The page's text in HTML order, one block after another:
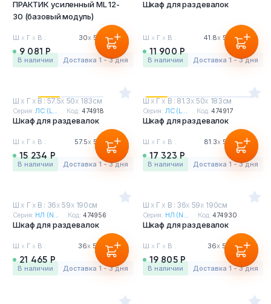
ПРАКТИК усиленный ML 12-
30 (базовый модуль)
Ш х Г х В : 30х50 х183см
9 081 Р
в наличии Доставка 1 - 3 дня
Шкаф для раздевалок
Ш х Г х В : 41.8х 50 х183см
11 900 Р
в наличии Доставка 1 - 3 дня
Ш х Г х В : 57.5х 50х 183см
Серия:ЛС (L... Код: 474918
Шкаф для раздевалок
Ш х Г х В : 57.5х50 х183см
15 234 Р
в наличии Доставка 1 - 3 дня
Ш х Г х В : 81.3х 50х 183см
Серия: ЛС (L... Код:474917
Шкаф для раздевалок
Ш х Г х В : 81.3х 50 х183см
17 323 Р
в наличии Доставка 1 - 3 дня
Ш х Г х В : 36х 59х 190см
Серия: НЛ (N... Код: 474956
Шкаф для раздевалок
Ш х Г х В : 36х59 190см
21 465 Р
в наличии Доставка 1 - 3 дня
Ш х Г х В : 36х 59х 190см
Серия: НЛ (N... Код:474930
Шкаф для раздевалок
Ш х Г х В : 36х 59 190см
19 805 Р
в наличии Доставка 1 - 3 дня